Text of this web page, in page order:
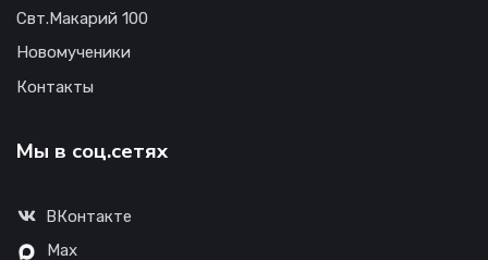
Свт.Макарий 100
Новомученики
Контакты
Мы в соц.сетях
ВКонтакте
Max